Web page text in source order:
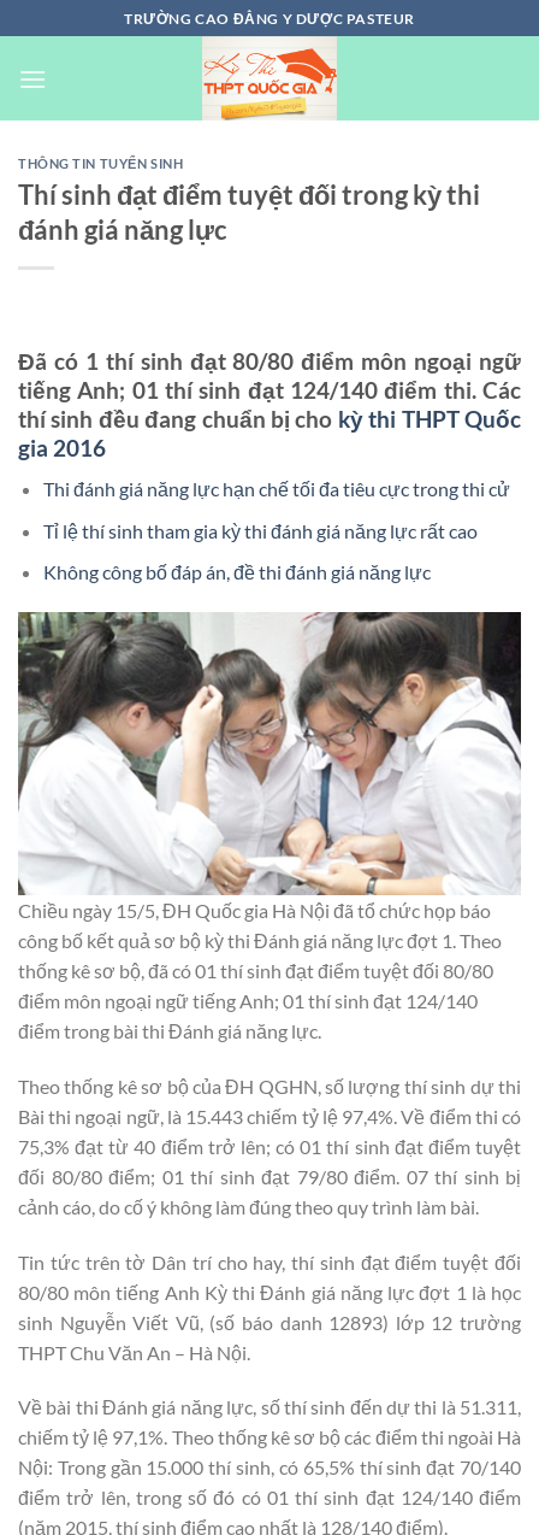
đến
nội
TRƯỜNG CAO ĐẲNG Y DƯỢC PASTEUR
THÔNG TIN TUYỂN SINH
Thí sinh đạt điểm tuyệt đối trong kỳ thi
đánh giá năng lực
Đã có 1 thí sinh đạt 80/80 điểm môn ngoại ngữ
tiếng Anh; 01 thí sinh đạt 124/140 điểm thi. Các
thí sinh đều đang chuẩn bị cho kỳ thi THPT Quốc
gia 2016
Thi đánh giá năng lực hạn chế tối đa tiêu cực trong thi cử
Tỉ lệ thí sinh tham gia kỳ thi đánh giá năng lực rất cao
Không công bố đáp án, đề thi đánh giá năng lực
Chiều ngày 15/5, ĐH Quốc gia Hà Nội đã tổ chức họp báo
công bố kết quả sơ bộ kỳ thi Đánh giá năng lực đợt 1. Theo
thống kê sơ bộ, đã có 01 thí sinh đạt điểm tuyệt đối 80/80
điểm môn ngoại ngữ tiếng Anh; 01 thí sinh đạt 124/140
điểm trong bài thi Đánh giá năng lực.
Theo thống kê sơ bộ của ĐH QGHN, số lượng thí sinh dự thi
Bài thi ngoại ngữ, là 15.443 chiếm tỷ lệ 97,4%. Về điểm thi có
75,3% đạt từ 40 điểm trở lên; có 01 thí sinh đạt điểm tuyệt
đối 80/80 điểm; 01 thí sinh đạt 79/80 điểm. 07 thí sinh bị
cảnh cáo, do cố ý không làm đúng theo quy trình làm bài.
Tin tức trên tờ Dân trí cho hay, thí sinh đạt điểm tuyệt đối
80/80 môn tiếng Anh Kỳ thi Đánh giá năng lực đợt 1 là học
sinh Nguyễn Viết Vũ, (số báo danh 12893) lớp 12 trường
THPT Chu Văn An – Hà Nội.
Về bài thi Đánh giá năng lực, số thí sinh đến dự thi là 51.311,
chiếm tỷ lệ 97,1%. Theo thống kê sơ bộ các điểm thi ngoài Hà
Nội: Trong gần 15.000 thí sinh, có 65,5% thí sinh đạt 70/140
điểm trở lên, trong số đó có 01 thí sinh đạt 124/140 điểm
(năm 2015, thí sinh điểm cao nhất là 128/140 điểm).